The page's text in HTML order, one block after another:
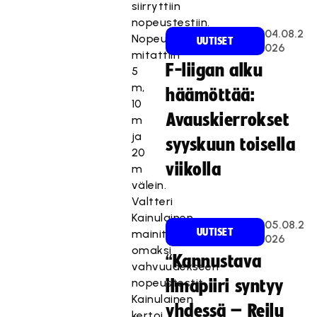
siirryttiin
nopeustestiin.
Nopeus
mitattiin
5
m,
10
m
ja
20
m
välein.
Valtteri
Kainulainen
mainitsi
omaksi
vahvuudekseen
nopeustestit.
Kainulainen
UUTISET
04.08.2
026
F-liigan alku
häämöttää:
Avauskierrokset
syyskuun toisella
viikolla
UUTISET
05.08.2
026
“Kannustava
ilmapiiri syntyy
yhdessä – Reilu